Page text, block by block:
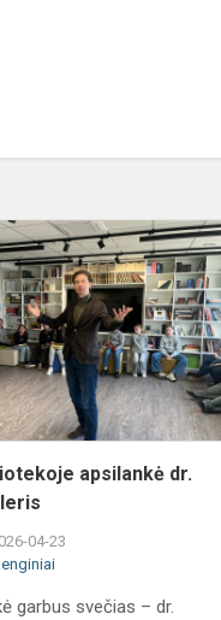
apsilankė dr.
04-23
garbus svečias – dr.